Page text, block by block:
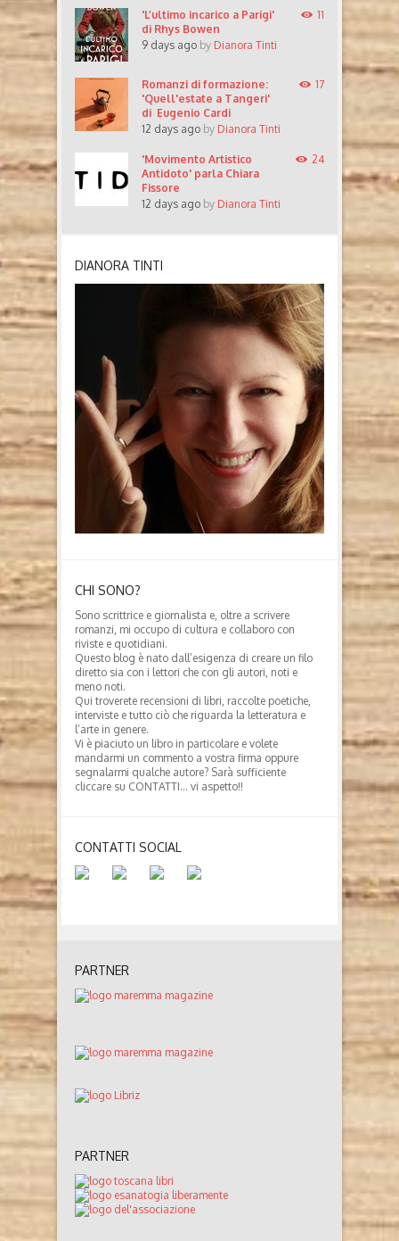
'L’ultimo incarico a Parigi'
di Rhys Bowen
9 days ago by Dianora Tinti
11
Romanzi di formazione:
'Quell'estate a Tangeri'
di Eugenio Cardi
12 days ago by Dianora Tinti
17
'Movimento Artistico
Antidoto' parla Chiara
Fissore
12 days ago by Dianora Tinti
24
DIANORA TINTI
CHI SONO?
Sono scrittrice e giornalista e, oltre a scrivere
romanzi, mi occupo di cultura e collaboro con
riviste e quotidiani.
Questo blog è nato dall’esigenza di creare un filo
diretto sia con i lettori che con gli autori, noti e
meno noti.
Qui troverete recensioni di libri, raccolte poetiche,
interviste e tutto ciò che riguarda la letteratura e
l’arte in genere.
Vi è piaciuto un libro in particolare e volete
mandarmi un commento a vostra firma oppure
segnalarmi qualche autore? Sarà sufficiente
cliccare su CONTATTI… vi aspetto!!
CONTATTI SOCIAL
PARTNER
PARTNER